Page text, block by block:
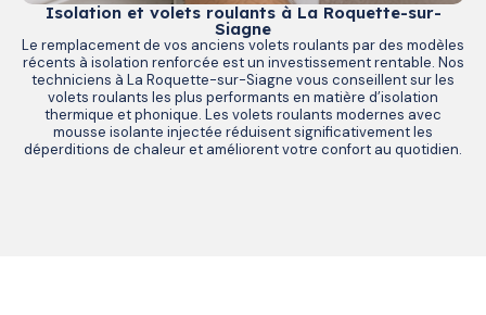
Isolation et volets roulants à La Roquette-sur-
Siagne
Le remplacement de vos anciens volets roulants par des modèles
récents à isolation renforcée est un investissement rentable. Nos
techniciens à La Roquette-sur-Siagne vous conseillent sur les
volets roulants les plus performants en matière d’isolation
thermique et phonique. Les volets roulants modernes avec
mousse isolante injectée réduisent significativement les
déperditions de chaleur et améliorent votre confort au quotidien.